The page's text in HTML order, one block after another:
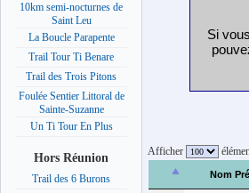
10km semi-nocturnes de
Saint Leu
La Boucle Parapente
Trail Tour Ti Benare
Trail des Trois Pitons
Foulée Sentier Littoral de
Sainte-Suzanne
Un Ti Tour En Plus
Hors Réunion
Trail des 6 Burons
Si
Afficher
Nom